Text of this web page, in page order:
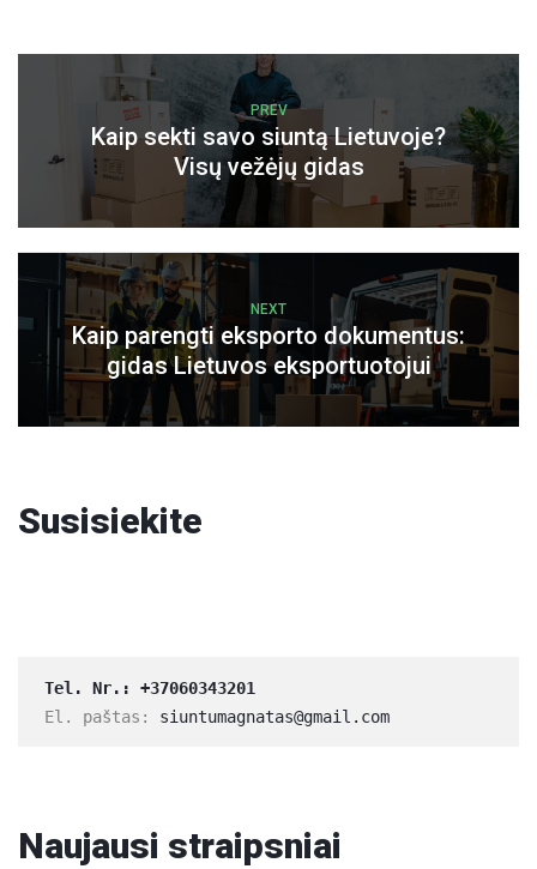
PREV
Kaip sekti savo siuntą Lietuvoje?
Visų vežėjų gidas
NEXT
Kaip parengti eksporto dokumentus:
gidas Lietuvos eksportuotojui
Susisiekite
Tel. Nr.: +37060343201
El. paštas: siuntumagnatas@gmail.com
Naujausi straipsniai